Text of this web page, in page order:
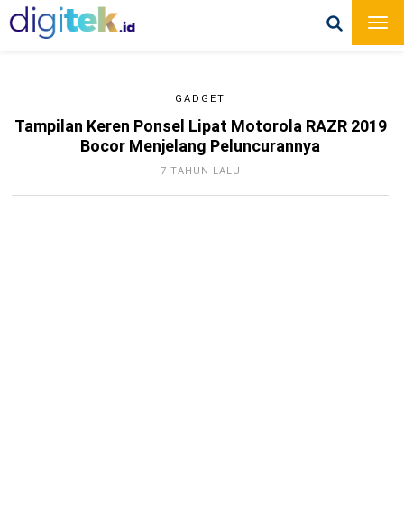
GADGET
Tampilan Keren Ponsel Lipat Motorola RAZR 2019
Bocor Menjelang Peluncurannya
7 TAHUN LALU